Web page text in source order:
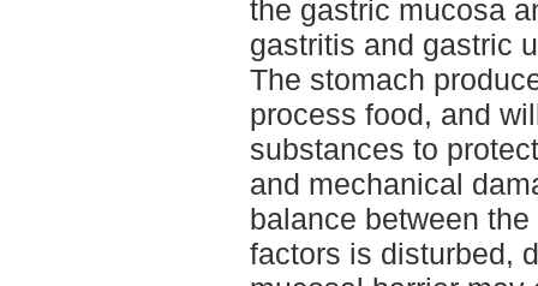
the gastric mucosa
gastritis and gastric
The stomach
process food, and
substances to
and mechanical
balance between
factors is disturbed,